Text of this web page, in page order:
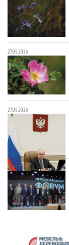
27.05.2026
27.05.2026
27.05.2026